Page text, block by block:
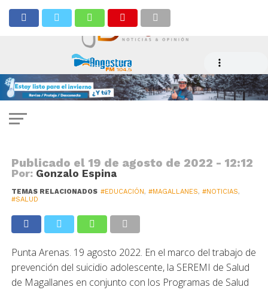
NOTICIAS
Actualizan protocolo ante
conductas suicidas
Publicado el 19 de agosto de 2022 - 12:12
Por: Gonzalo Espina
TEMAS RELACIONADOS #EDUCACIÓN, #MAGALLANES, #NOTICIAS,
#SALUD
Punta Arenas. 19 agosto 2022. En el marco del trabajo de
prevención del suicidio adolescente, la SEREMI de Salud
de Magallanes en conjunto con los Programas de Salud